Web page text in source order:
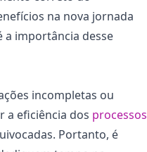
na nova jornada
a importância desse
incompletas ou
a eficiência dos processos
Portanto, é